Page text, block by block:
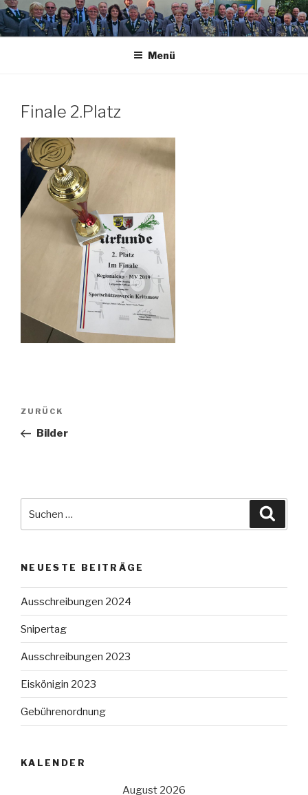
Zum
Inhalt
springen
Menü
Finale 2.Platz
Beitragsnavigation
Vorheriger
Beitrag
ZURÜCK
Bilder
NEUESTE BEITRÄGE
Ausschreibungen 2024
Snipertag
Ausschreibungen 2023
Eiskönigin 2023
Gebührenordnung
KALENDER
August 2026